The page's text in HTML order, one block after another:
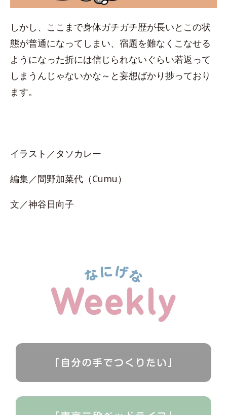
しかし、ここまで身体ガチガチ歴が長いとこの状
態が普通になってしまい、宿題を難なくこなせる
ようになった折には信じられないぐらい若返って
しまうんじゃないかな～と妄想ばかり捗っており
ます。
イラスト／タソカレー
編集／間野加菜代（Cumu）
文／神谷日向子